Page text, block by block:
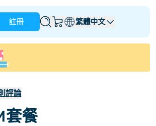
註冊 繁體中文
評論
套餐